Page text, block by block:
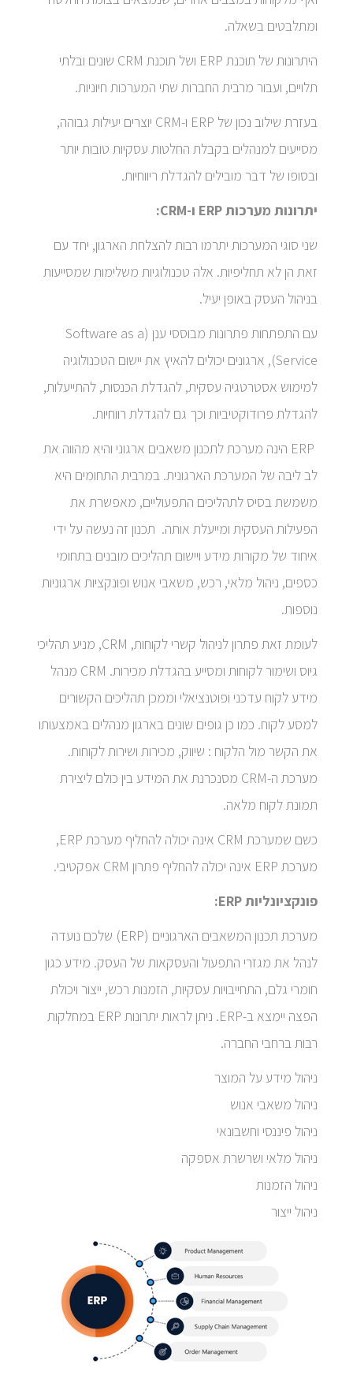
ומתלבטים בשאלה.
היתרונות של תוכנת ERP ושל תוכנת CRM שונים ובלתי
תלויים, ועבור מרבית החברות שתי המערכות חיוניות.
בעזרת שילוב נכון של ERP ו-CRM יוצרים יעילות גבוהה,
מסייעים למנהלים בקבלת החלטות עסקיות טובות יותר
ובסופו של דבר מובילים להגדלת ריווחיות.
יתרונות מערכות ERP ו-CRM:
שני סוגי המערכות יתרמו רבות להצלחת הארגון, יחד עם
זאת הן לא תחליפיות. אלה טכנולוגיות משלימות שמסייעות
בניהול העסק באופן יעיל.
עם התפתחות פתרונות מבוססי ענן (Software as a
Service), ארגונים יכולים להאיץ את יישום הטכנולוגיה
למימוש אסטרטגיה עסקית, להגדלת הכנסות, להתייעלות,
להגדלת פרודוקטיביות וכך גם להגדלת רווחיות.
ERP הינה מערכת לתכנון משאבים ארגוני והיא מהווה את
לב ליבה של המערכת הארגונית. במרבית התחומים היא
משמשת בסיס לתהליכים התפעוליים, מאפשרת את
הפעילות העסקית ומייעלת אותה. תכנון זה נעשה על ידי
איחוד של מקורות מידע ויישום תהליכים מובנים בתחומי
כספים, ניהול מלאי, רכש, משאבי אנוש ופונקציות ארגוניות
נוספות.
לעומת זאת פתרון לניהול קשרי לקוחות, CRM, מניע תהליכי
גיוס ושימור לקוחות ומסייע בהגדלת מכירות. CRM מנהל
מידע לקוח עדכני ופוטנציאלי וממכן תהליכים הקשורים
למסע לקוח. כמו כן גופים שונים בארגון מנהלים באמצעותו
את הקשר מול הלקוח : שיווק, מכירות ושירות לקוחות.
מערכת ה-CRM מסנכרנת את המידע בין כולם ליצירת
תמונת לקוח מלאה.
כשם שמערכת CRM אינה יכולה להחליף מערכת ERP,
מערכת ERP אינה יכולה להחליף פתרון CRM אפקטיבי.
פונקציונליות ERP:
מערכת תכנון המשאבים הארגוניים (ERP) שלכם נועדה
לנהל את מגזרי התפעול והעסקאות של העסק. מידע כגון
חומרי גלם, התחייבויות עסקיות, הזמנות רכש, ייצור ויכולת
הפצה יימצא ב-ERP. ניתן לראות יתרונות ERP במחלקות
רבות ברחבי החברה.
ניהול מידע על המוצר
ניהול משאבי אנוש
ניהול פיננסי וחשבונאי
ניהול מלאי ושרשרת אספקה
ניהול הזמנות
ניהול ייצור